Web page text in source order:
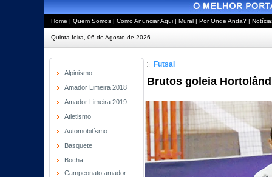
Home | Quem Somos | Como Anunciar Aqui | Mural | Por Onde Anda? |
Quinta-feira, 06 de Agosto de 2026
Alpinismo
Amador Limeira 2018
Amador Limeira 2019
Atletismo
Automobilísmo
Basquete
Bocha
Campeonato amador
Futsal
Brutos goleia